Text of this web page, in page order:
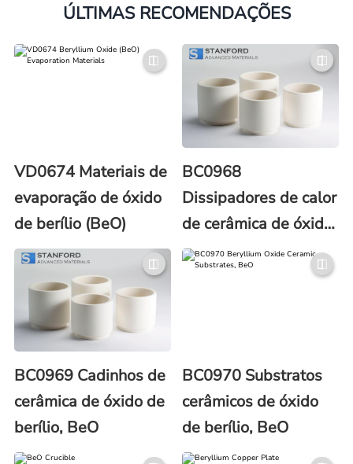
ÚLTIMAS RECOMENDAÇÕES
VD0674 Materiais de
evaporação de óxido
de berílio (BeO)
BC0968
Dissipadores de calor
de cerâmica de óxido
de berílio, BeO
BC0969 Cadinhos de
cerâmica de óxido de
berílio, BeO
BC0970 Substratos
cerâmicos de óxido
de berílio, BeO